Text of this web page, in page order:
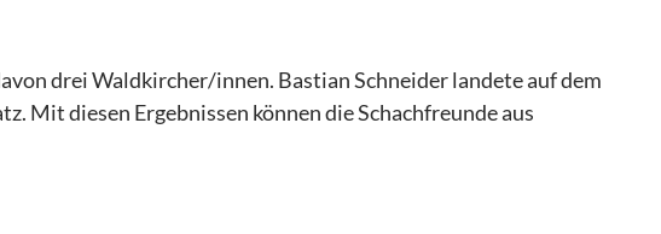
drei Waldkircher/innen. Bastian Schneider landete auf dem
Mit diesen Ergebnissen können die Schachfreunde aus